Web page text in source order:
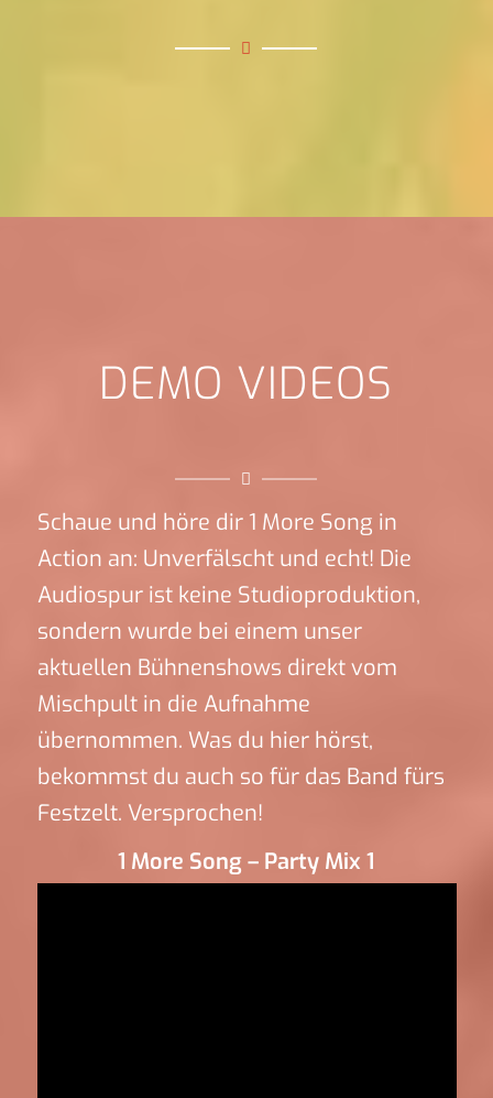
DEMO VIDEOS
Schaue und höre dir 1 More Song in
Action an: Unverfälscht und echt! Die
Audiospur ist keine Studioproduktion,
sondern wurde bei einem unser
aktuellen Bühnenshows direkt vom
Mischpult in die Aufnahme
übernommen. Was du hier hörst,
bekommst du auch so für das Band fürs
Festzelt. Versprochen!
1 More Song – Party Mix 1